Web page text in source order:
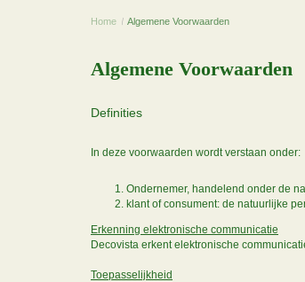
Home / Algemene Voorwaarden
Algemene Voorwaarden
Definities
In deze voorwaarden wordt verstaan onder:
Ondernemer, handelend onder de
klant of consument: de natuurlijke
Erkenning elektronische communicatie
Decovista erkent elektronische
Toepasselijkheid